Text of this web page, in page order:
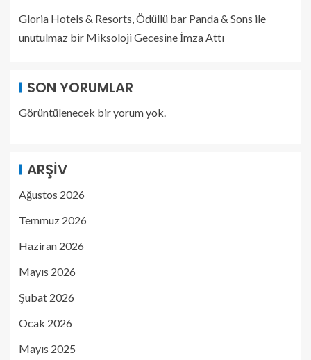
Gloria Hotels & Resorts, Ödüllü bar Panda & Sons ile
unutulmaz bir Miksoloji Gecesine İmza Attı
SON YORUMLAR
Görüntülenecek bir yorum yok.
ARŞIV
Ağustos 2026
Temmuz 2026
Haziran 2026
Mayıs 2026
Şubat 2026
Ocak 2026
Mayıs 2025